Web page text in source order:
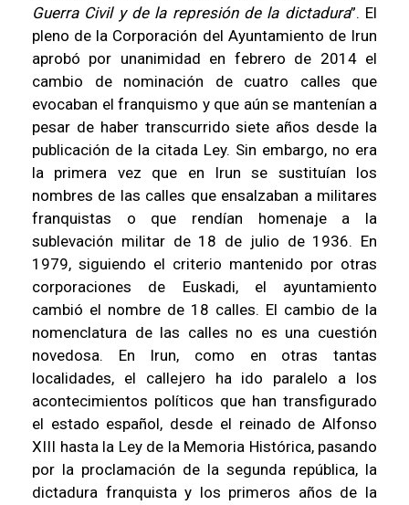
Guerra Civil y de la represión de la dictadura”. El
pleno de la Corporación del Ayuntamiento de Irun
aprobó por unanimidad en febrero de 2014 el
cambio de nominación de cuatro calles que
evocaban el franquismo y que aún se mantenían a
pesar de haber transcurrido siete años desde la
publicación de la citada Ley. Sin embargo, no era
la primera vez que en Irun se sustituían los
nombres de las calles que ensalzaban a militares
franquistas o que rendían homenaje a la
sublevación militar de 18 de julio de 1936. En
1979, siguiendo el criterio mantenido por otras
corporaciones de Euskadi, el ayuntamiento
cambió el nombre de 18 calles. El cambio de la
nomenclatura de las calles no es una cuestión
novedosa. En Irun, como en otras tantas
localidades, el callejero ha ido paralelo a los
acontecimientos políticos que han transfigurado
el estado español, desde el reinado de Alfonso
XIII hasta la Ley de la Memoria Histórica, pasando
por la proclamación de la segunda república, la
dictadura franquista y los primeros años de la